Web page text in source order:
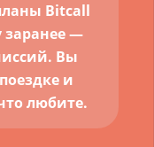
Bitcall
заранее —
Вы
и
любите.